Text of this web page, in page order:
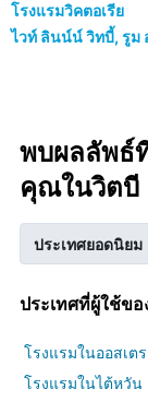
โรงแรมวิคตอเรีย
ไวท์ ลินน์น์ วิทบี้, รูม
พบผลลัพธ์
คุณในวิตบี
ประเทศยอดนิยม
ประเทศที่ผู้ใช้ขอ
โรงแรมในออสเตร
โรงแรมในไต้หวัน